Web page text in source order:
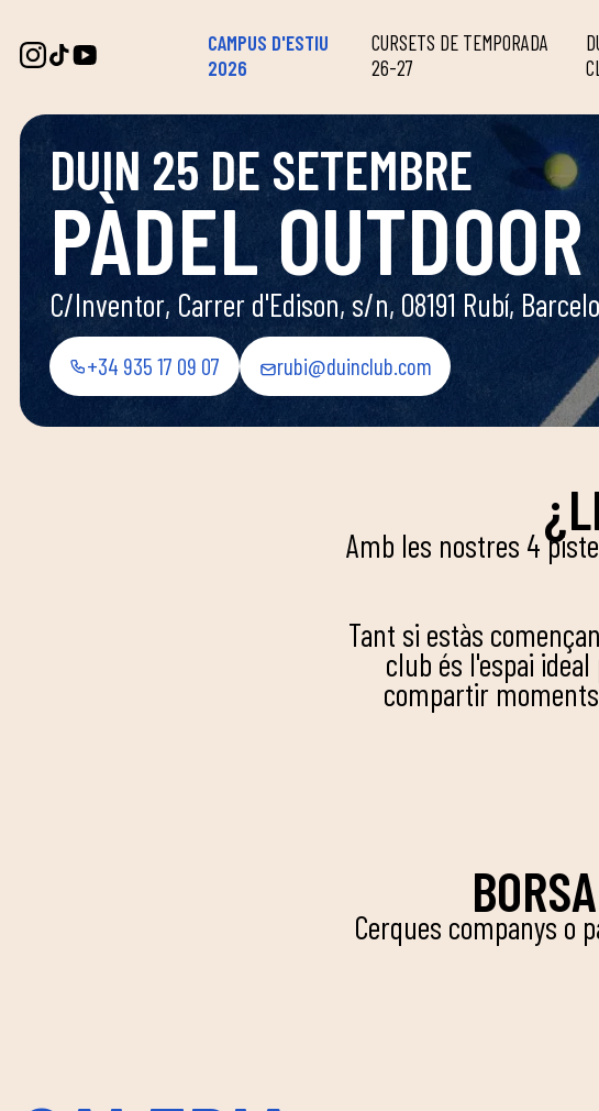
CAMPUS D'ESTIU
2026
CURSETS DE TEMPORADA
26-27
DUIN 25 DE SETEMBRE
PÀDEL OUTDOOR
C/Inventor, Carrer d'Edison, s/n, 08191 Rubí,
+34 935 17 09 07 rubi@duinclub.com
Amb les nostres 4
Tant si estàs
club és l'espai
compartir
Cerques companys o